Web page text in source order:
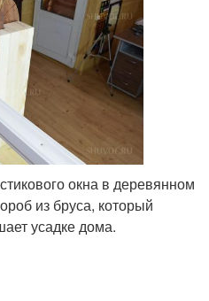
окна в деревянном
из бруса, который
усадке дома.